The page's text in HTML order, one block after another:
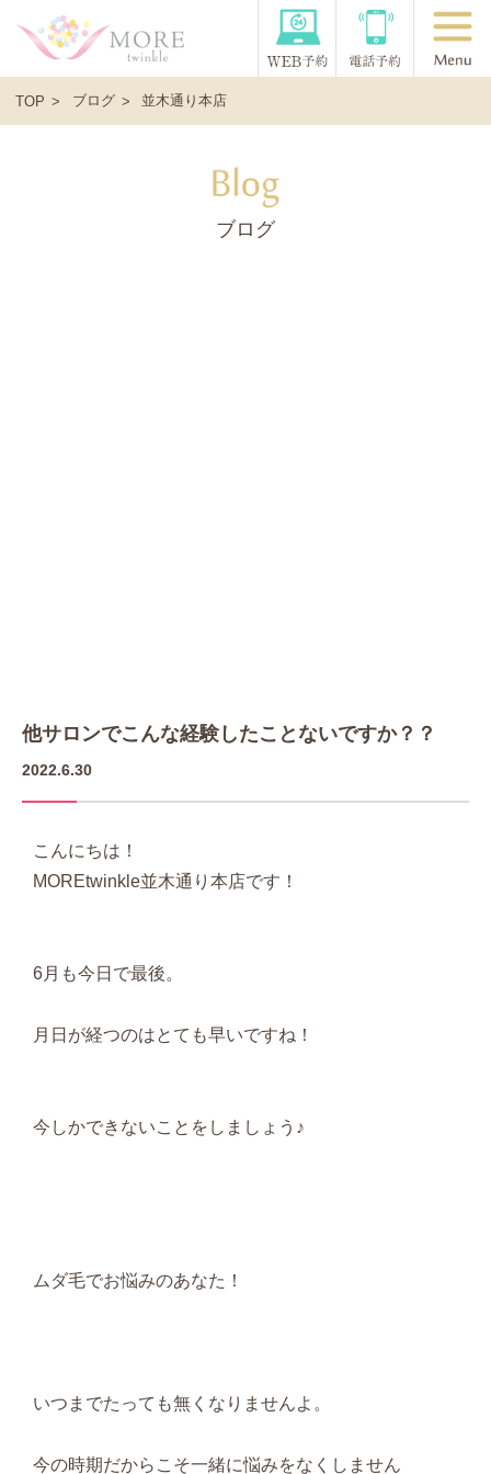
TOP ブログ 並木通り本店
ブログ
他サロンでこんな経験したことないですか？？
2022.6.30
こんにちは！
MOREtwinkle並木通り本店です！
6月も今日で最後。
月日が経つのはとても早いですね！
今しかできないことをしましょう♪
ムダ毛でお悩みのあなた！
いつまでたっても無くなりませんよ。
今の時期だからこそ一緒に悩みをなくしません